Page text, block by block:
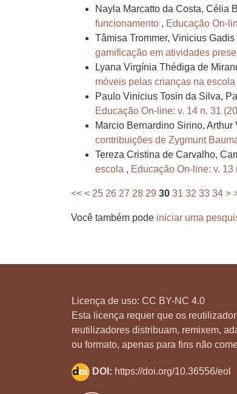
Nayla Marcatto da Costa, Célia
funcionamento , Educação On-
Tâmisa Trommer, Vinicius
gamificação em atividades
Lyana Virgínia Thédiga de
móveis pelas crianças na escola
Paulo Vinicius Tosin da Silva,
Educação On-line: v. 14 n. 31
Marcio Bernardino Sirino,
contribuições de Zygmunt
Tereza Cristina de Carvalho,
escola , Educação On-line: v. 13
<< < 25 26 27 28 29 30 31 32 33 34 >
Você também pode iniciar uma
Licença de uso: CC BY-NC 4.0
Esta licença requer que os
reutilizadores distribuam, remixem,
ou formato, apenas para fins não
DOI: https://doi.org/10.36556/eol